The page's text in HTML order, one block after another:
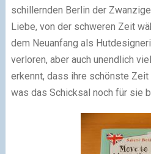
schillernden Berlin der
Liebe, von der schweren Zeit
dem Neuanfang als
verloren, aber auch unendlich
erkennt, dass ihre schönste
was das Schicksal noch für sie